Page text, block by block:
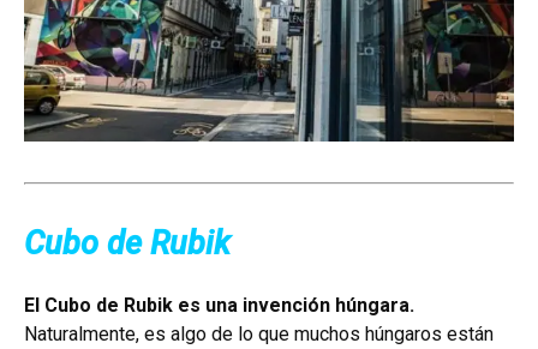
Cubo de Rubik
El Cubo de Rubik es una invención húngara.
Naturalmente, es algo de lo que muchos húngaros están